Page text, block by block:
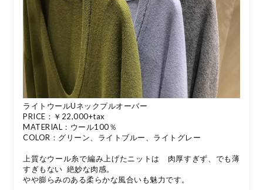
ライトウールUネックプルオーバー
PRICE：￥22,000+tax
MATERIAL：ウール100％
COLOR：グリーン、ライトブルー、ライトグレー
上質なウール糸で編み上げたニットは 肉厚すぎず、でも薄
すぎもない 絶妙な肉感。
やや膨らみのある柔らかな風合いも魅力です。